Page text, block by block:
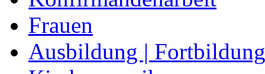
Frauen
Ausbildung | Fortbildung